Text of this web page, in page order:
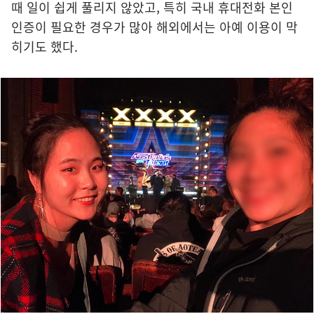
때 일이 쉽게 풀리지 않았고, 특히 국내 휴대전화 본인
인증이 필요한 경우가 많아 해외에서는 아예 이용이 막
히기도 했다.